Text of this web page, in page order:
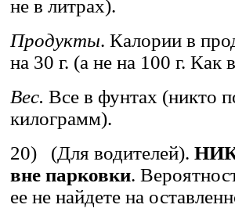
не в литрах).
Продукты. Калории в
на 30 г. (а не на 100 г. Как
Вес. Все в фунтах (никто
килограмм).
20) (Для водителей).
вне парковки.
ее не найдете на